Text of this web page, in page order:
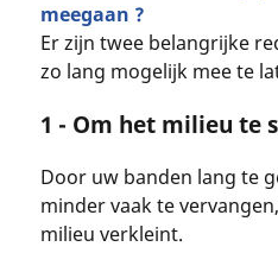
meegaan ?
Er zijn twee belangrijke
zo lang mogelijk mee te
1 - Om het milieu te
Door uw banden lang te
minder vaak te
milieu verkleint.